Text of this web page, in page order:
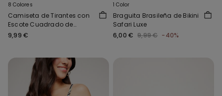
8 Colores
Camiseta de Tirantes con
Escote Cuadrado de
Canalé de Algodón
9,99 €
1 Color
Braguita Brasileña de Bikini
Safari Luxe
6,00 € 9,99 € -40%